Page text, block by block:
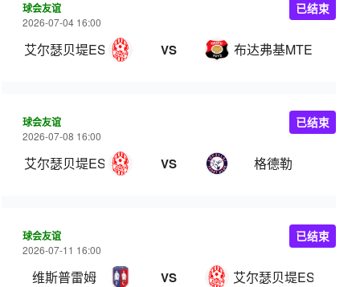
球会友谊
2026-07-04 16:00
艾尔瑟贝堤ESMTK VS 布达弗基MTE
已结束
球会友谊
2026-07-08 16:00
艾尔瑟贝堤ESMTK VS 格德勒
已结束
球会友谊
2026-07-11 16:00
维斯普雷姆 VS 艾尔瑟贝堤ESMTK
已结束